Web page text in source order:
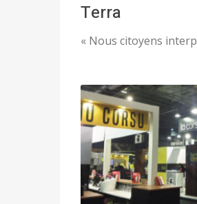
Terra
« Nous citoyens